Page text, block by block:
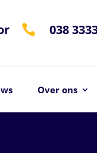
 038
Over ons